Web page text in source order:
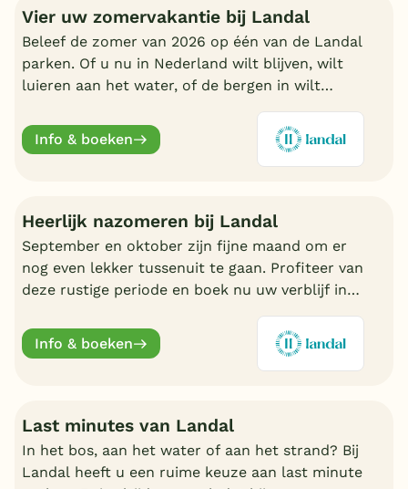
Vier uw zomervakantie bij Landal
Beleef de zomer van 2026 op één van de Landal
parken. Of u nu in Nederland wilt blijven, wilt
luieren aan het water, of de bergen in wilt
fijn Landal park.
Info & boeken
Heerlijk nazomeren bij Landal
September en oktober zijn fijne maand om er
nog even lekker tussenuit te gaan. Profiteer van
deze rustige periode en boek nu uw verblijf in
Info & boeken
Last minutes van Landal
In het bos, aan het water of aan het strand? Bij
Landal heeft u een ruime keuze aan last minute